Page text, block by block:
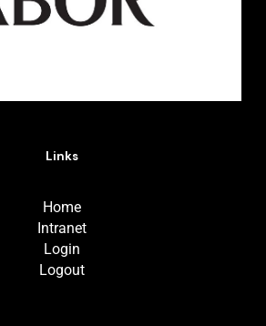
Links
Home
Intranet
Login
Logout